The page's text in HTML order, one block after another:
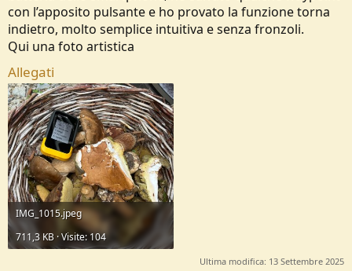
con l’apposito pulsante e ho provato la funzione torna
indietro, molto semplice intuitiva e senza fronzoli.
Qui una foto artistica
Allegati
IMG_1015.jpeg
711,3 KB · Visite: 104
Ultima modifica: 13 Settembre 2025